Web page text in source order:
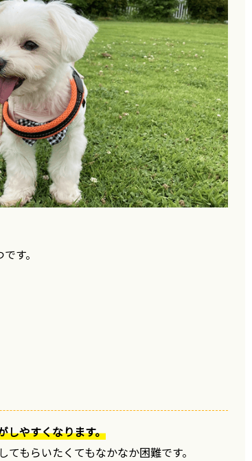
す。
しやすくなります。
もらいたくてもなかなか困難です。